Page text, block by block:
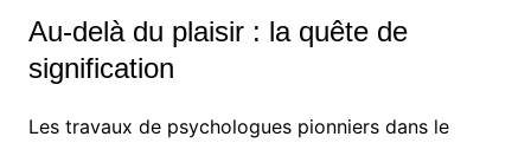
Au-delà du plaisir : la quête de
signification
Les travaux de psychologues pionniers dans le